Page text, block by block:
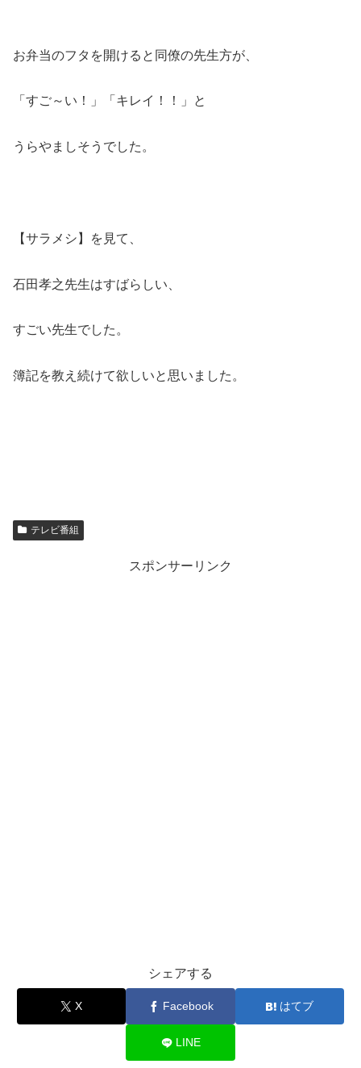
お弁当のフタを開けると同僚の先生方が、
「すご～い！」「キレイ！！」と
うらやましそうでした。
【サラメシ】を見て、
石田孝之先生はすばらしい、
すごい先生でした。
簿記を教え続けて欲しいと思いました。
テレビ番組
スポンサーリンク
シェアする
X Facebook はてブ
LINE